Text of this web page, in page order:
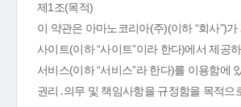
제1조(목적)
이 약관은 아마노코리아(주)(이하 “회사”)
사이트(이하 “사이트”이라 한다)에서 제공
서비스(이하 “서비스”라 한다)를 이용함에
권리․의무 및 책임사항을 규정함을 목적으